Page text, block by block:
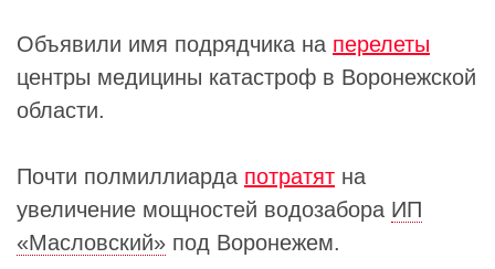
Объявили имя подрядчика на перелеты
центры медицины катастроф в Воронежской
области.
Почти полмиллиарда потратят на
увеличение мощностей водозабора ИП
«Масловский» под Воронежем.